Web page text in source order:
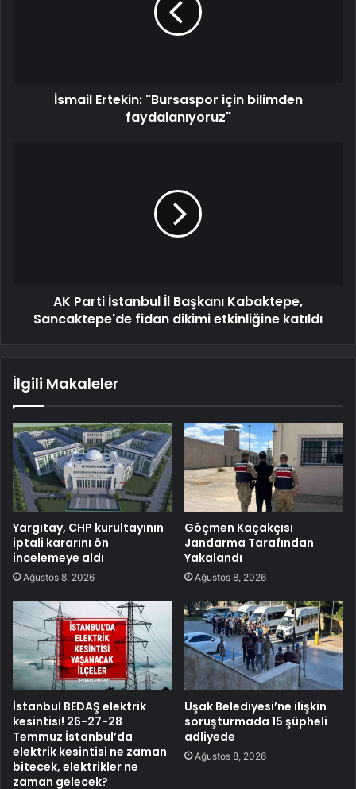
İsmail Ertekin: "Bursaspor için bilimden
faydalanıyoruz"
AK Parti İstanbul İl Başkanı Kabaktepe,
Sancaktepe'de fidan dikimi etkinliğine katıldı
İlgili Makaleler
Yargıtay, CHP kurultayının
iptali kararını ön
incelemeye aldı
Ağustos 8, 2026
Göçmen Kaçakçısı
Jandarma Tarafından
Yakalandı
Ağustos 8, 2026
İstanbul BEDAŞ elektrik
kesintisi! 26-27-28
Temmuz İstanbul’da
elektrik kesintisi ne zaman
bitecek, elektrikler ne
zaman gelecek?
Uşak Belediyesi’ne ilişkin
soruşturmada 15 şüpheli
adliyede
Ağustos 8, 2026